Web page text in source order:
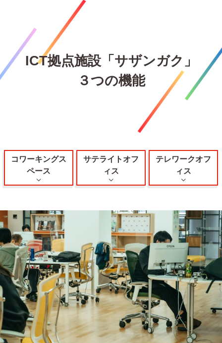
ICT拠点施設「サザンガク」
３つの機能
コワーキングス
ペース
サテライトオフ
ィス
テレワークオフ
ィス